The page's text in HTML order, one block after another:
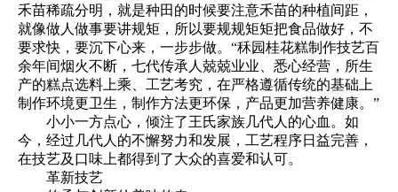
禾苗稀疏分明，就是种田的时候要注意禾苗的种植间距，
就像做人做事要讲规矩，所以要规规矩矩把食品做好，不
要求快，要沉下心来，一步步做。“秝园桂花糕制作技艺百
余年间烟火不断，七代传承人兢兢业业、悉心经营，所生
产的糕点选料上乘、工艺考究，在严格遵循传统的基础上
制作环境更卫生，制作方法更环保，产品更加营养健康。”
小小一方点心，倾注了王氏家族几代人的心血。如
今，经过几代人的不懈努力和发展，工艺程序日益完善，
在技艺及口味上都得到了大众的喜爱和认可。
革新技艺